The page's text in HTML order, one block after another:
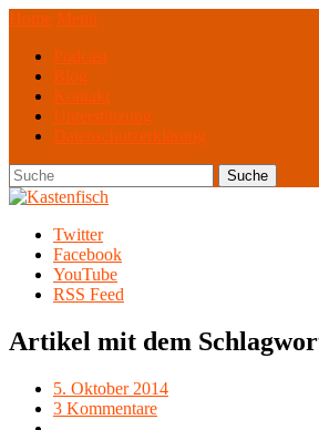
Home Menü
Podcast
Blog
Kontakt
Unterstützung
Datenschutzerklärung
Twitter
Facebook
YouTube
RSS Feed
Artikel mit dem
5. Oktober 2014
3 Kommentare